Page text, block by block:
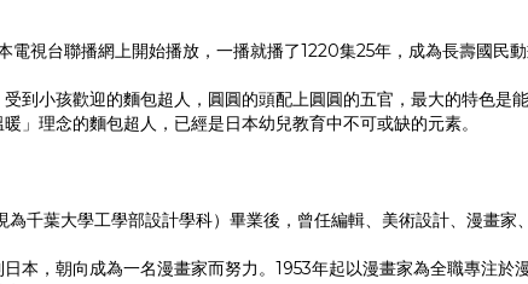
電視台聯播網上開始播放，一播就播了1220集25年，成為長壽國民
到小孩歡迎的麵包超人，圓圓的頭配上圓圓的五官，最大的特色是
」理念的麵包超人，已經是日本幼兒教育中不可或缺的元素。
千葉大學工學部設計學科）畢業後，曾任編輯、美術設計、漫畫
本，朝向成為一名漫畫家而努力。1953年起以漫畫家為全職專注